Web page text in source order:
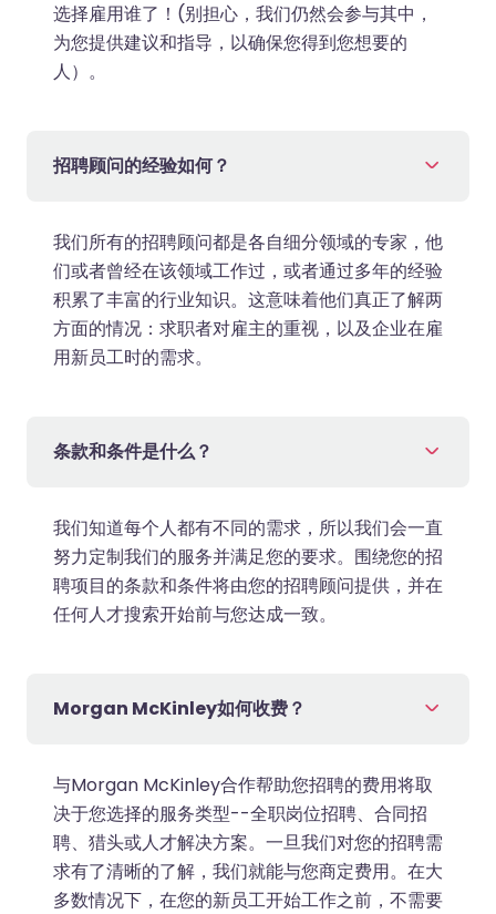
选择雇用谁了！(别担心，我们仍然会参与其中，
为您提供建议和指导，以确保您得到您想要的
人）。
招聘顾问的经验如何？
我们所有的招聘顾问都是各自细分领域的专家，他
们或者曾经在该领域工作过，或者通过多年的经验
积累了丰富的行业知识。这意味着他们真正了解两
方面的情况：求职者对雇主的重视，以及企业在雇
用新员工时的需求。
条款和条件是什么？
我们知道每个人都有不同的需求，所以我们会一直
努力定制我们的服务并满足您的要求。围绕您的招
聘项目的条款和条件将由您的招聘顾问提供，并在
任何人才搜索开始前与您达成一致。
Morgan McKinley如何收费？
与Morgan McKinley合作帮助您招聘的费用将取
决于您选择的服务类型--全职岗位招聘、合同招
聘、猎头或人才解决方案。一旦我们对您的招聘需
求有了清晰的了解，我们就能与您商定费用。在大
多数情况下，在您的新员工开始工作之前，不需要